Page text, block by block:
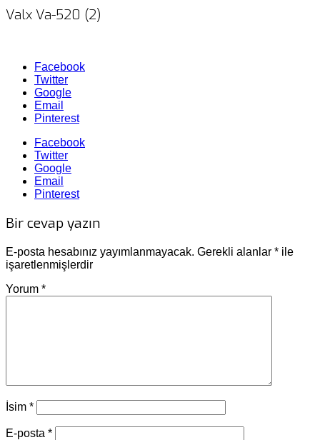
Valx Va-520 (2)
Facebook
Twitter
Google
Email
Pinterest
Facebook
Twitter
Google
Email
Pinterest
Bir cevap yazın
E-posta hesabınız yayımlanmayacak. Gerekli alanlar * ile
işaretlenmişlerdir
Yorum *
İsim *
E-posta *